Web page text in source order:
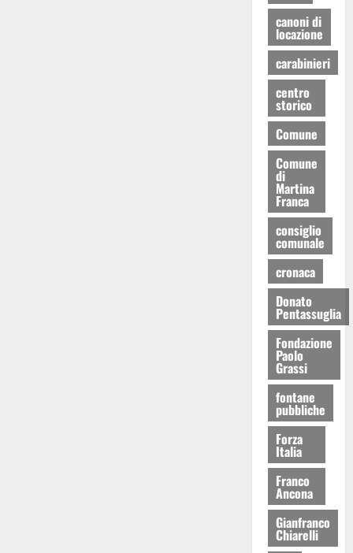
canoni di
locazione
carabinieri
centro
storico
Comune
Comune
di
Martina
Franca
consiglio
comunale
cronaca
Donato
Pentassuglia
Fondazione
Paolo
Grassi
fontane
pubbliche
Forza
Italia
Franco
Ancona
Gianfranco
Chiarelli